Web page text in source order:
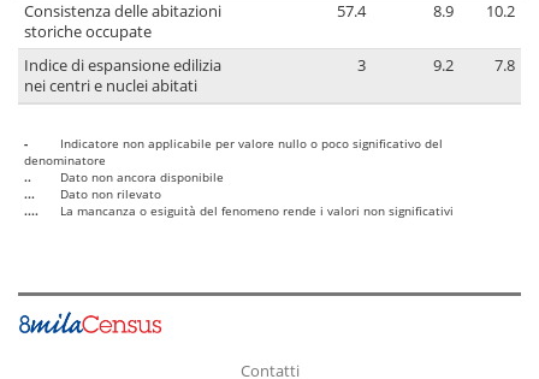
Consistenza delle abitazioni
storiche occupate
57.4 8.9 10.2
Indice di espansione edilizia
nei centri e nuclei abitati
3 9.2 7.8
-
Indicatore non applicabile per valore nullo o poco significativo del
denominatore
..
Dato non ancora disponibile
...
Dato non rilevato
....
La mancanza o esiguità del fenomeno rende i valori non significativi
Contatti